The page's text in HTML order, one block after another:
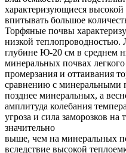
характеризующиеся
впитывать большое
Торфяные почвы
низкой теплопроводностью.
глубине Ю-20 см в среднем
минеральных почвах
промерзания и оттаивания
сравнению с минеральными
позднее минеральных, а
амплитуда колебания
угроза и сила заморозков на
значительно
выше, чем на минеральных
вследствие высокой